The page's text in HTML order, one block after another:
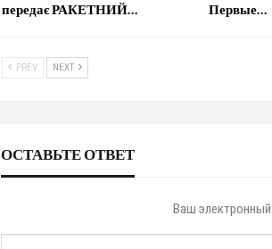
передає РАКЕТНИЙ…
Первые…
PREV NEXT
ОСТАВЬТЕ ОТВЕТ
Ваш